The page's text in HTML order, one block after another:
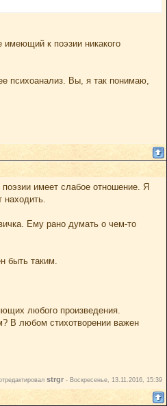
имеющий к поэзии никакого
психоанализ. Вы, я так понимаю,
имеет слабое отношение. Я
находить.
Ему рано думать о чем-то
быть таким.
любого произведения.
В любом стихотворении важен
strgr - Воскресенье, 13.11.2016, 15:39